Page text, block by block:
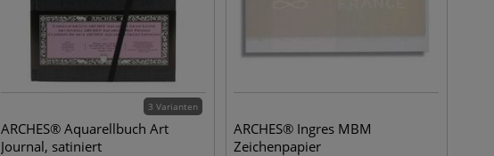
3 Varianten
ARCHES® Aquarellbuch Art
Journal, satiniert
ARCHES® Ingres MBM
Zeichenpapier